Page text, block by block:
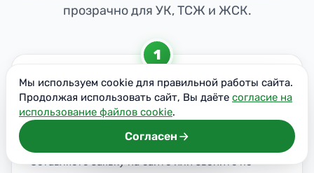
прозрачно для УК, ТСЖ и ЖСК.
1
Оставляете заявку на сайте или звоните по
Мы используем cookie для правильной работы сайта.
Продолжая использовать сайт, Вы даёте согласие на
использование файлов cookie.
Согласен